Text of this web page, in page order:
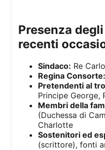
presenza degli ospiti nelle
recenti
Sindaco: Re
Regina Consorte:
Pretendenti al
Principe George,
Membri della
(Duchessa di
Charlotte
Sostenitori ed
(scrittore), fonti